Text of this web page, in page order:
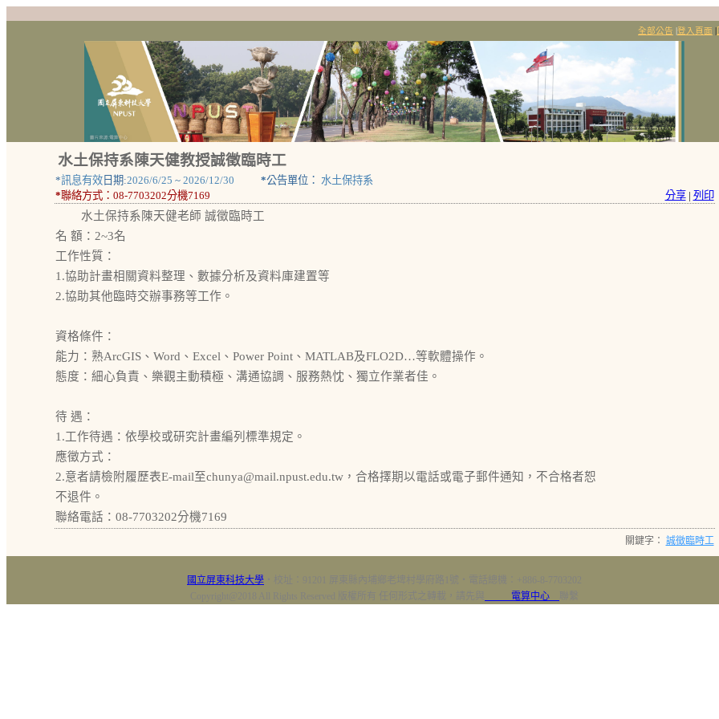
全部公告 登入頁面
水土保持系陳天健教授誠徵臨時工
*訊息有效日期:2026/6/25 ~ 2026/12/30 *公告單位： 水土保持系
*聯絡方式： 08-7703202分機7169 分享 | 列印
水土保持系陳天健老師 誠徵臨時工
名 額：2~3名
工作性質：
1.協助計畫相關資料整理、數據分析及資料庫建置等
2.協助其他臨時交辦事務等工作。
資格條件：
能力：熟ArcGIS、Word、Excel、Power Point、MATLAB及FLO2D…等軟體操作。
態度：細心負責、樂觀主動積極、溝通協調、服務熱忱、獨立作業者佳。
待 遇：
1.工作待遇：依學校或研究計畫編列標準規定。
應徵方式：
2.意者請檢附履歷表E-mail至chunya@mail.npust.edu.tw，合格擇期以電話或電子郵件通知，不合格者恕
不退件。
聯絡電話：08-7703202分機7169
關鍵字： 誠徵臨時工
國立屏東科技大學
電算中心